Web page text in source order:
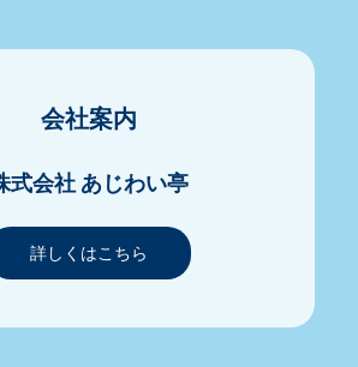
会社案内
式会社 あじわい亭
詳しくはこちら